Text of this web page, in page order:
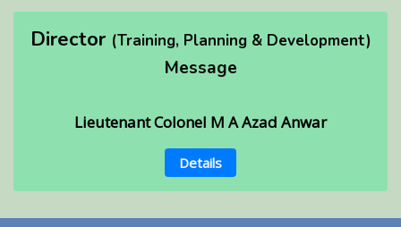
Director (Training, Planning & Development)
Message
Lieutenant Colonel M A Azad Anwar
Details